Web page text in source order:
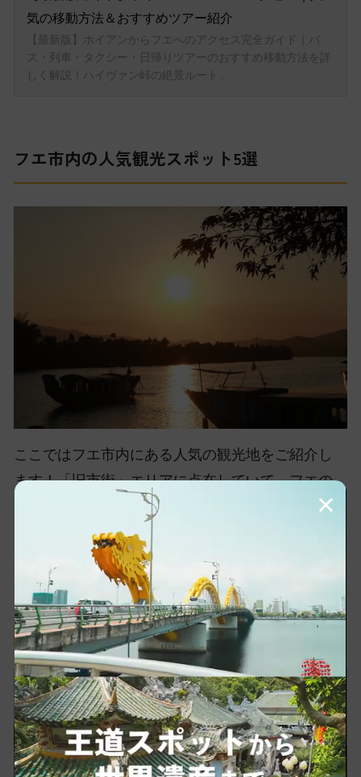
フエ市内の人気観光スポット5選
ここではフエ市内にある人気の観光地をご紹介し
ます！「旧市街」エリアに点在していて、フエの
目玉スポットでもあるグエン王宮を中心に、一度
は見ておきたい古き良きフエのリアルな姿が魅力
です。スポットの距離感が近いので効率的に回り
やすいのも嬉しい点です。
グエン朝王宮 (Đại Nội)
×